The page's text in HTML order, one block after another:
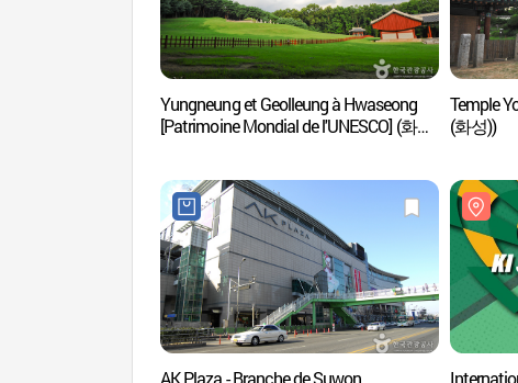
Yungneung et Geolleung à Hwaseong
[Patrimoine Mondial de l'UNESCO] (화성
Temple
(화성))
AK Plaza - Branche de Suwon